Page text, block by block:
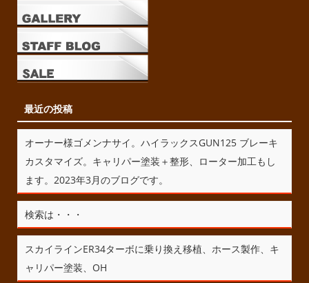
最近の投稿
オーナー様ゴメンナサイ。ハイラックスGUN125 ブレーキ
カスタマイズ。キャリパー塗装＋整形、ローター加工もし
ます。2023年3月のブログです。
検索は・・・
スカイラインER34ターボに乗り換え移植、ホース製作、キ
ャリパー塗装、OH